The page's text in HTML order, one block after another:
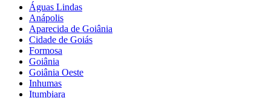
Águas Lindas
Anápolis
Aparecida de Goiânia
Cidade de Goiás
Formosa
Goiânia
Goiânia Oeste
Inhumas
Itumbiara